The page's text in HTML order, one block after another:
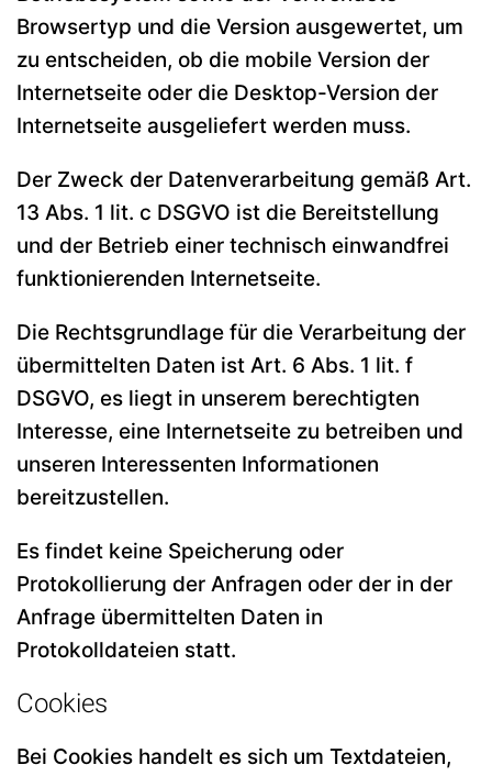
Browsertyp und die Version ausgewertet, um
zu entscheiden, ob die mobile Version der
Internetseite oder die Desktop-Version der
Internetseite ausgeliefert werden muss.
Der Zweck der Datenverarbeitung gemäß Art.
13 Abs. 1 lit. c DSGVO ist die Bereitstellung
und der Betrieb einer technisch einwandfrei
funktionierenden Internetseite.
Die Rechtsgrundlage für die Verarbeitung der
übermittelten Daten ist Art. 6 Abs. 1 lit. f
DSGVO, es liegt in unserem berechtigten
Interesse, eine Internetseite zu betreiben und
unseren Interessenten Informationen
bereitzustellen.
Es findet keine Speicherung oder
Protokollierung der Anfragen oder der in der
Anfrage übermittelten Daten in
Protokolldateien statt.
Cookies
Bei Cookies handelt es sich um Textdateien,